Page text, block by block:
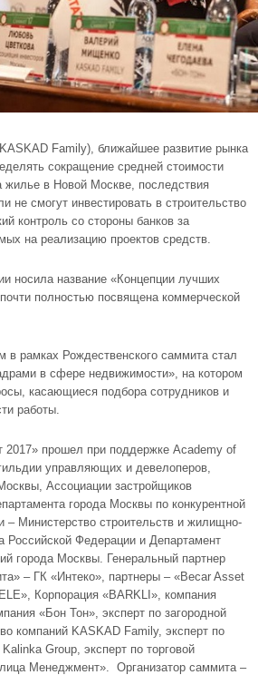
Family), ближайшее развитие рынка
сокращение средней стоимости
жилье в Новой Москве, последствия
смогут инвестировать в строительство
контроль со стороны банков за
на реализацию проектов средств.
носила название «Концепции лучших
полностью посвящена коммерческой
в рамках Рождественского саммита стал
в сфере недвижимости», на котором
касающиеся подбора сотрудников и
работы.
2017» прошел при поддержке Academy of
управляющих и девелоперов,
Ассоциации застройщиков
города Москвы по конкурентной
– Министерство строительств и жилищно-
Российской Федерации и Департамент
города Москвы. Генеральный партнер
– ГК «Интеко», партнеры – «Becar Asset
Корпорация «BARKLI», компания
«Бон Тон», эксперт по загородной
компаний KASKAD Family, эксперт по
Group, эксперт по торговой
Менеджмент». Организатор саммита –